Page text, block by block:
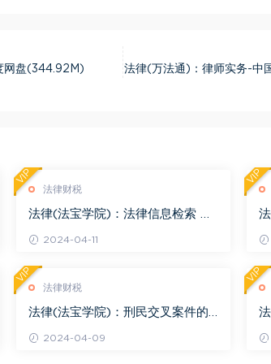
网盘(344.92M)
法律(万法通)：律师实务-中
法律财税
法律(法宝学院)：法律信息检索 百
2024-04-11
VIP VIP
法律财税
法律(法宝学院)：刑民交叉案件的
2024-04-09
VIP VIP